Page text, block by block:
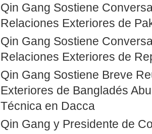
Qin Gang Sostiene
Relaciones Exteriores de
Qin Gang Sostiene
Relaciones Exteriores de
Qin Gang Sostiene Breve
Exteriores de Bangladés
Técnica en Dacca
Qin Gang y Presidente de